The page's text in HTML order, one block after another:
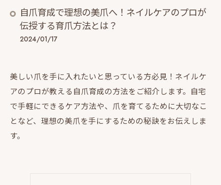
自爪育成で理想の美爪へ！ネイルケアのプロが
伝授する育爪方法とは？
2024/01/17
美しい爪を手に入れたいと思っている方必見！ネイルケ
アのプロが教える自爪育成の方法をご紹介します。自宅
で手軽にできるケア方法や、爪を育てるために大切なこ
となど、理想の美爪を手にするための秘訣をお伝えしま
す。